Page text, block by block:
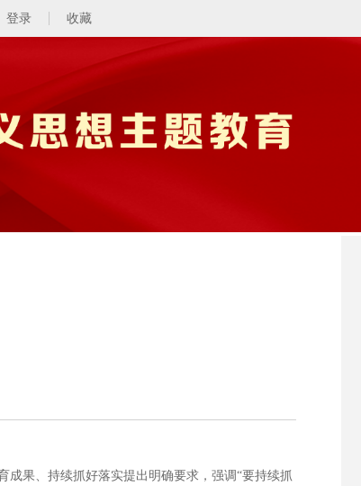
登录 收藏
果、持续抓好落实提出明确要求，强调“要持续抓